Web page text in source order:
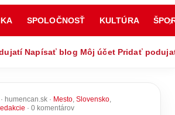
SPOLOČNOSŤ KULTÚRA
Napísať blog Môj účet Pridať
humencan.sk · Mesto, Slovensko,
· 0 komentárov